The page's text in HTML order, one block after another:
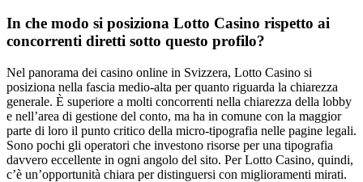
In che modo si posiziona Lotto Casino rispetto ai
concorrenti diretti sotto questo profilo?
Nel panorama dei casino online in Svizzera, Lotto Casino si
posiziona nella fascia medio-alta per quanto riguarda la chiarezza
generale. È superiore a molti concorrenti nella chiarezza della lobby
e nell’area di gestione del conto, ma ha in comune con la maggior
parte di loro il punto critico della micro-tipografia nelle pagine legali.
Sono pochi gli operatori che investono risorse per una tipografia
davvero eccellente in ogni angolo del sito. Per Lotto Casino, quindi,
c’è un’opportunità chiara per distinguersi con miglioramenti mirati.